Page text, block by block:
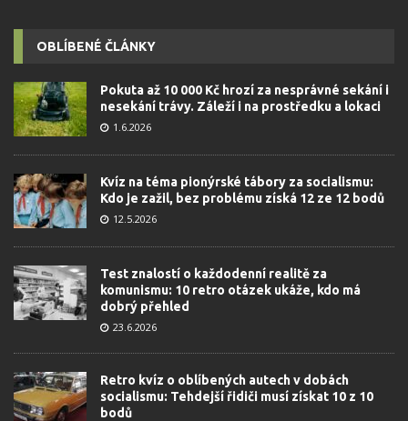
OBLÍBENÉ ČLÁNKY
Pokuta až 10 000 Kč hrozí za nesprávné sekání i
nesekání trávy. Záleží i na prostředku a lokaci
1.6.2026
Kvíz na téma pionýrské tábory za socialismu:
Kdo je zažil, bez problému získá 12 ze 12 bodů
12.5.2026
Test znalostí o každodenní realitě za
komunismu: 10 retro otázek ukáže, kdo má
dobrý přehled
23.6.2026
Retro kvíz o oblíbených autech v dobách
socialismu: Tehdejší řidiči musí získat 10 z 10
bodů